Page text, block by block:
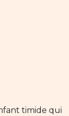
timide qui